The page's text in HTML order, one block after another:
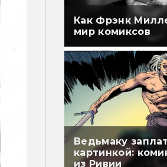
Как Фрэнк
мир комиксов
Ведьмаку
картинкой:
из Ривии